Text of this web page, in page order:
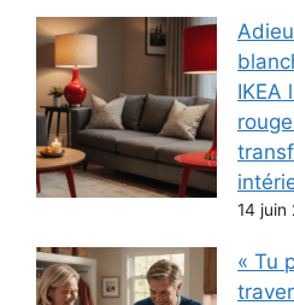
IKEA
14 juin
« Tu